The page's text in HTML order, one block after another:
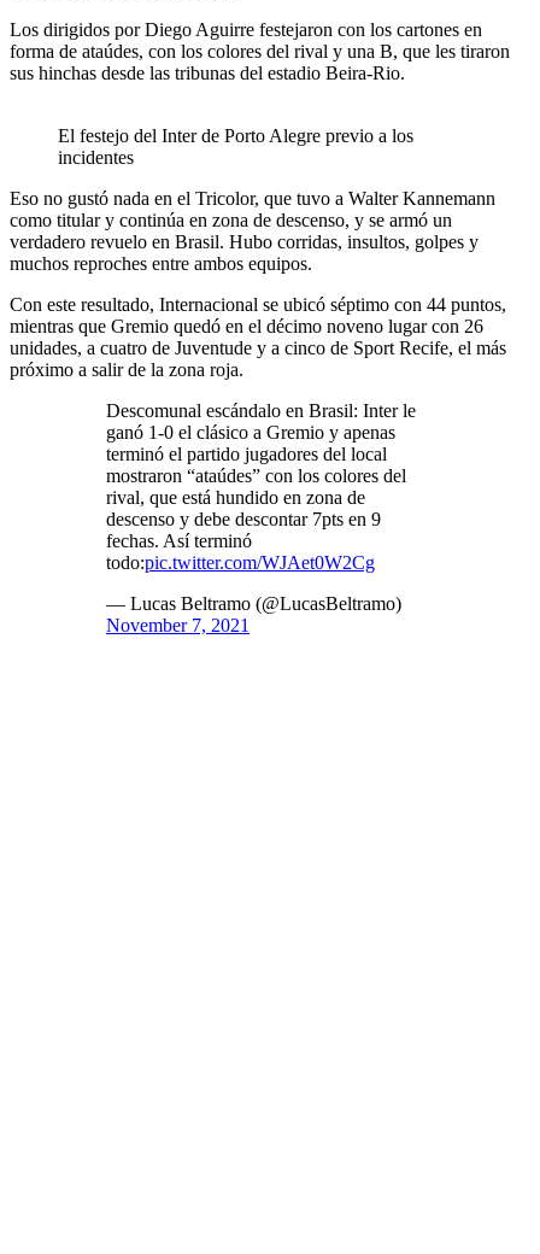
Los dirigidos por Diego Aguirre festejaron con los cartones en
forma de ataúdes, con los colores del rival y una B, que les tiraron
sus hinchas desde las tribunas del estadio Beira-Rio.
El festejo del Inter de Porto Alegre previo a los
incidentes
Eso no gustó nada en el Tricolor, que tuvo a Walter Kannemann
como titular y continúa en zona de descenso, y se armó un
verdadero revuelo en Brasil. Hubo corridas, insultos, golpes y
muchos reproches entre ambos equipos.
Con este resultado, Internacional se ubicó séptimo con 44 puntos,
mientras que Gremio quedó en el décimo noveno lugar con 26
unidades, a cuatro de Juventude y a cinco de Sport Recife, el más
próximo a salir de la zona roja.
Descomunal escándalo en Brasil: Inter le
ganó 1-0 el clásico a Gremio y apenas
terminó el partido jugadores del local
mostraron “ataúdes” con los colores del
rival, que está hundido en zona de
descenso y debe descontar 7pts en 9
fechas. Así terminó
todo:pic.twitter.com/WJAet0W2Cg
— Lucas Beltramo (@LucasBeltramo)
November 7, 2021